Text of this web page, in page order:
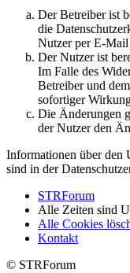
Der Betreiber ist
die
Nutzer per E-
Der Nutzer ist
Im Falle des
Betreiber und
sofortiger
Die Änderungen
der Nutzer den
Informationen über den
sind in der
STRForum
Alle Zeiten sind
Alle Cookies
Kontakt
© STRForum